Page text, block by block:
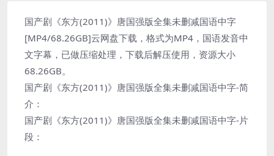
国产剧《东方(2011)》唐国强版全集未删减国语中字
[MP4/68.26GB]云网盘下载，格式为MP4，国语发音中
文字幕，已做压缩处理，下载后解压使用，资源大小
68.26GB。
国产剧《东方(2011)》唐国强版全集未删减国语中字-简
介：
国产剧《东方(2011)》唐国强版全集未删减国语中字-片
段：